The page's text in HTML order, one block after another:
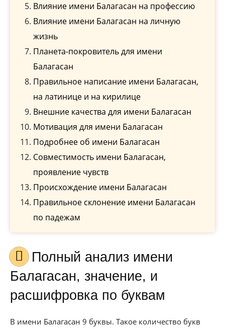
Влияние имени Балагасан на профессию
Влияние имени Балагасан на личную
жизнь
Планета-покровитель для имени
Балагасан
Правильное написание имени Балагасан,
на латинице и на кирилице
Внешние качества для имени Балагасан
Мотивация для имени Балагасан
Подробнее об имени Балагасан
Совместимость имени Балагасан,
проявление чувств
Происхождение имени Балагасан
Правильное склонение имени Балагасан
по падежам
Полный анализ имени
Балагасан, значение, и
расшифровка по буквам
В имени Балагасан 9 буквы. Такое количество букв